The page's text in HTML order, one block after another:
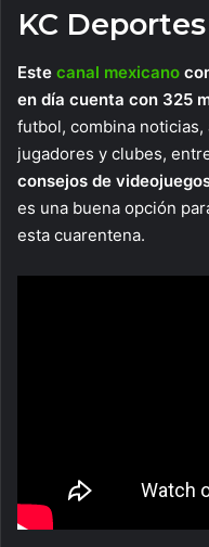
KC Deportes
Este canal mexicano
en día cuenta con 325
futbol, combina
jugadores y clubes,
consejos de
es una buena opción
esta cuarentena.